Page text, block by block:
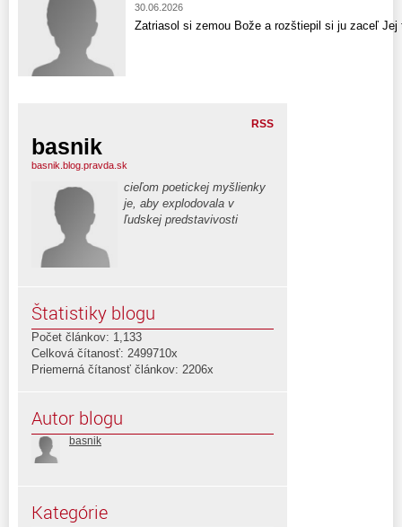
30.06.2026
Zatriasol si zemou Bože a rozštiepil si ju zaceľ
RSS
basnik
basnik.blog.pravda.sk
cieľom poetickej myšlienky
je, aby explodovala v
ľudskej predstavivosti
Štatistiky blogu
Počet článkov: 1,133
Celková čítanosť: 2499710x
Priemerná čítanosť článkov: 2206x
Autor blogu
basnik
Kategórie